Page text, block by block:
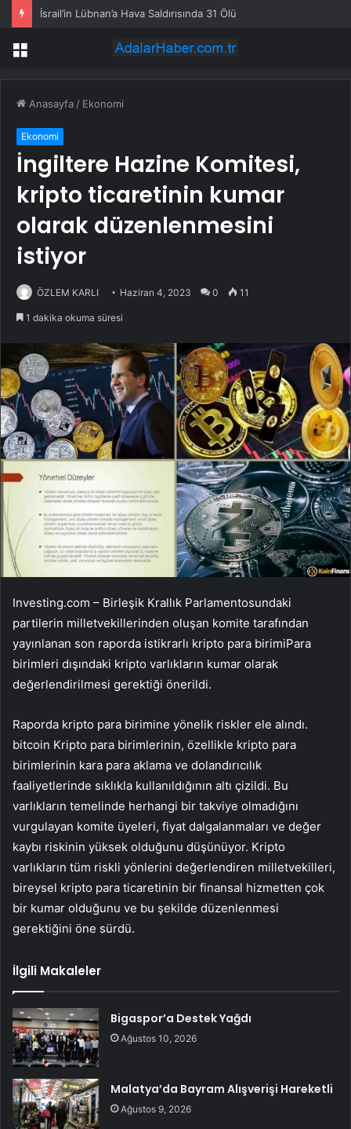
İsrail’in Lübnan’a Hava Saldırısında 31 Ölü
Menü
Anasayfa / Ekonomi
Ekonomi
İngiltere Hazine Komitesi,
kripto ticaretinin kumar
olarak düzenlenmesini
istiyor
ÖZLEM KARLI Haziran 4, 2023 0 11
1 dakika okuma süresi
Investing.com – Birleşik Krallık Parlamentosundaki
partilerin milletvekillerinden oluşan komite tarafından
yayınlanan son raporda istikrarlı kripto para birimiPara
birimleri dışındaki kripto varlıkların kumar olarak
değerlendirilmesi gerektiği önerildi.
Raporda kripto para birimine yönelik riskler ele alındı.
bitcoin Kripto para birimlerinin, özellikle kripto para
birimlerinin kara para aklama ve dolandırıcılık
faaliyetlerinde sıklıkla kullanıldığının altı çizildi. Bu
varlıkların temelinde herhangi bir takviye olmadığını
vurgulayan komite üyeleri, fiyat dalgalanmaları ve değer
kaybı riskinin yüksek olduğunu düşünüyor. Kripto
varlıkların tüm riskli yönlerini değerlendiren milletvekilleri,
bireysel kripto para ticaretinin bir finansal hizmetten çok
bir kumar olduğunu ve bu şekilde düzenlenmesi
gerektiğini öne sürdü.
İlgili Makaleler
Bigaspor’a Destek Yağdı
Ağustos 10, 2026
Malatya’da Bayram Alışverişi Hareketli
Ağustos 9, 2026